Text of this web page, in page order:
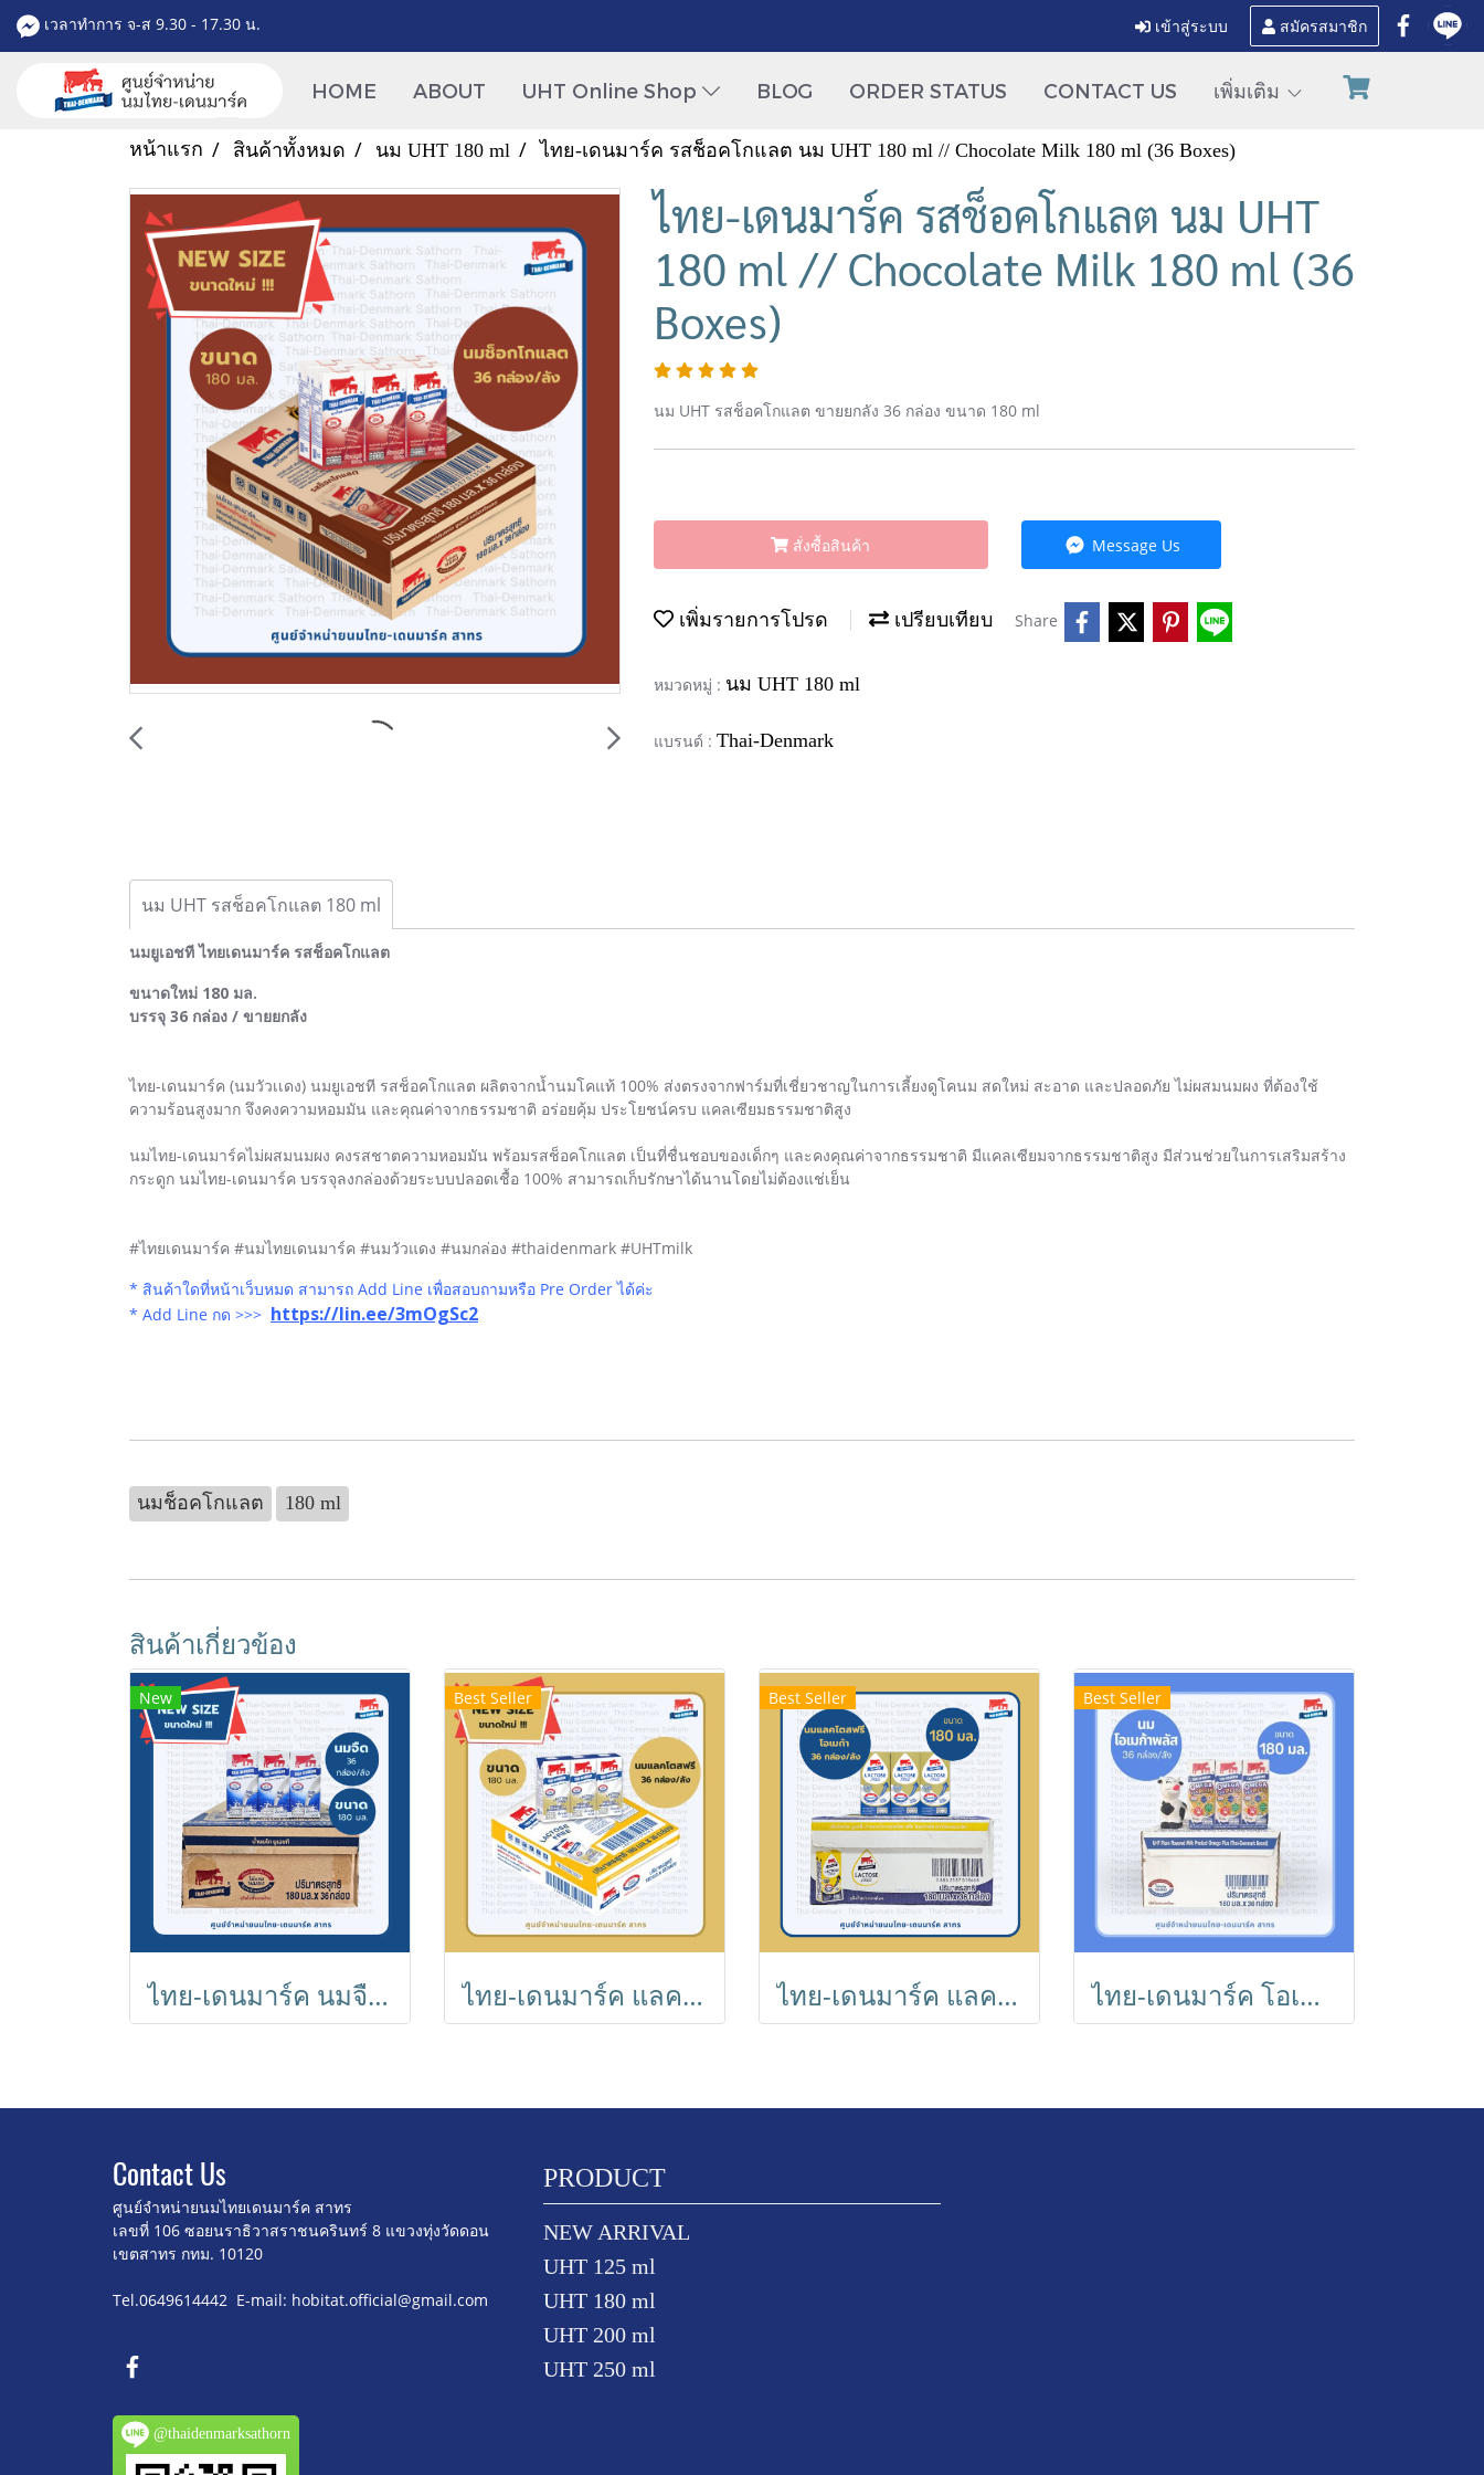
เวลาทำการ จ-ส 9.30 - 17.30 น. เข้าสู่ระบบ สมัครสมาชิก
HOME ABOUT UHT Online Shop BLOG ORDER STATUS CONTACT US เพิ่มเติม
หน้าแรก สินค้าทั้งหมด นม UHT 180 ml ไทย-เดนมาร์ค รสช็อคโกแลต นม UHT 180 ml // Chocolate Milk 180 ml (36 Boxes)
ไทย-เดนมาร์ค รสช็อคโกแลต นม UHT
180 ml // Chocolate Milk 180 ml (36
Boxes)
นม UHT รสช็อคโกแลต ขายยกลัง 36 กล่อง ขนาด 180 ml
สั่งซื้อสินค้า Message Us
เพิ่มรายการโปรด เปรียบเทียบ Share
หมวดหมู่ : นม UHT 180 ml
แบรนด์ : Thai-Denmark
นม UHT รสช็อคโกแลต 180 ml
นมยูเอชที ไทยเดนมาร์ค รสช็อคโกแลต
ขนาดใหม่ 180 มล.
บรรจุ 36 กล่อง / ขายยกลัง
ไทย-เดนมาร์ค (นมวัวเเดง) นมยูเอชที รสช็อคโกแลต ผลิตจากน้ำนมโคแท้ 100% ส่งตรงจากฟาร์มที่เชี่ยวชาญในการเลี้ยงดูโคนม สดใหม่ สะอาด และปลอดภัย ไม่ผสมนมผง ที่ต้องใช้
ความร้อนสูงมาก จึงคงความหอมมัน และคุณค่าจากธรรมชาติ อร่อยคุ้ม ประโยชน์ครบ แคลเซียมธรรมชาติสูง
นมไทย-เดนมาร์คไม่ผสมนมผง คงรสชาตความหอมมัน พร้อมรสช็อคโกแลต เป็นที่ชื่นชอบของเด็กๆ และคงคุณค่าจากธรรมชาติ มีแคลเซียมจากธรรมชาติสูง มีส่วนช่วยในการเสริมสร้าง
กระดูก นมไทย-เดนมาร์ค บรรจุลงกล่องด้วยระบบปลอดเชื้อ 100% สามารถเก็บรักษาได้นานโดยไม่ต้องแช่เย็น
#ไทยเดนมาร์ค #นมไทยเดนมาร์ค #นมวัวแดง #นมกล่อง #thaidenmark #UHTmilk
* สินค้าใดที่หน้าเว็บหมด สามารถ Add Line เพื่อสอบถามหรือ Pre Order ได้ค่ะ
* Add Line กด >>> https://lin.ee/3mOgSc2
นมช็อคโกแลต 180 ml
สินค้าเกี่ยวข้อง
New
ไทย-เดนมาร์ค นมจืด UHT 180 มล. // Thai-Denmark Plain Milk 180 ml (36 Boxes)
Best Seller
ไทย-เดนมาร์ค แลคโตสฟรี รสจืด UHT 180 ml // Thai-Denmark Lactose Free 180 ml (36 Boxes)
Best Seller
ไทย-เดนมาร์ค แลคโตสฟรี รสจืด เสริมโอเมก้าพลัส 180 ml // Lactose Free Omega Plus 180 ml (36 Boxes)
Best Seller
ไทย-เดนมาร์ค โอเมก้าพลัส นม UHT รสจืด 180 ml // Thai-Denmark Omega Plus 180 ml (36 Boxes)
Contact Us
ศูนย์จำหน่ายนมไทยเดนมาร์ค สาทร
เลขที่ 106 ซอยนราธิวาสราชนครินทร์ 8 แขวงทุ่งวัดดอน
เขตสาทร กทม. 10120
Tel.0649614442 E-mail: hobitat.official@gmail.com
@thaidenmarksathorn
PRODUCT
NEW ARRIVAL
UHT 125 ml
UHT 180 ml
UHT 200 ml
UHT 250 ml